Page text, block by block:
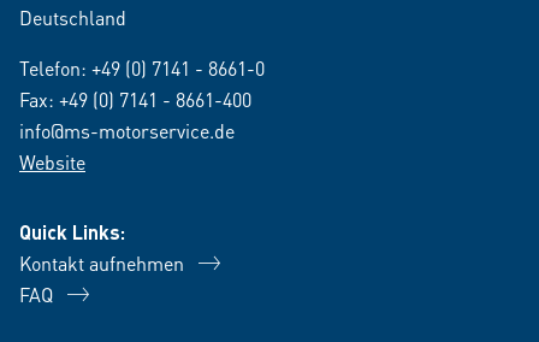
Deutschland
Telefon: +49 (0) 7141 - 8661-0
Fax: +49 (0) 7141 - 8661-400
info@ms-motorservice.de
Website
Quick Links:
Kontakt aufnehmen
FAQ